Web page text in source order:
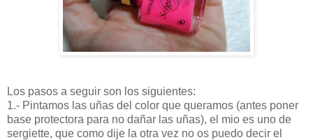
Los pasos a seguir son los siguientes:
1.- Pintamos las uñas del color que queramos (antes poner
base protectora para no dañar las uñas), el mio es uno de
sergiette, que como dije la otra vez no os puedo decir el